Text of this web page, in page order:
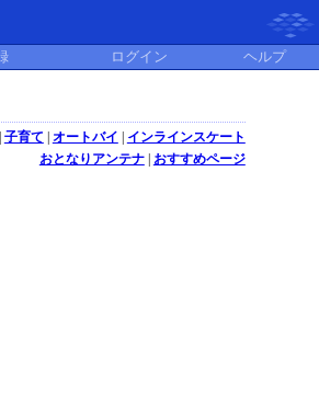
ログイン ヘルプ
子育て オートバイ
インラインスケート
おとなりアンテナ| おすすめページ